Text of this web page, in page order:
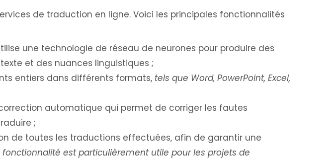
de traduction en ligne. Voici les principales fonctionnalités
une technologie de réseau de neurones pour produire des
et des nuances linguistiques ;
entiers dans différents formats, tels que Word, PowerPoint, Excel,
automatique qui permet de corriger les fautes
;
de toutes les traductions effectuées, afin de garantir une
est particulièrement utile pour les projets de